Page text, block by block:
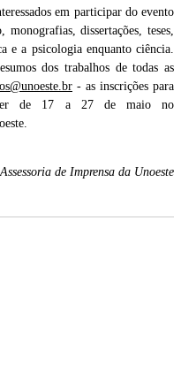
em participar do evento
dissertações, teses,
e a psicologia enquanto ciência.
dos trabalhos de todas as
- as inscrições para
de 17 a 27 de maio no
de Imprensa da Unoeste